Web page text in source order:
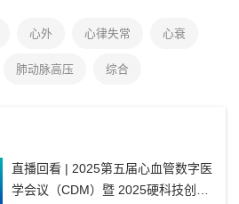
心外 心律失常 心衰
肺动脉高压 综合
直播回看 | 2025第五届心血管数字医
学会议（CDM）暨 2025硬科技创新